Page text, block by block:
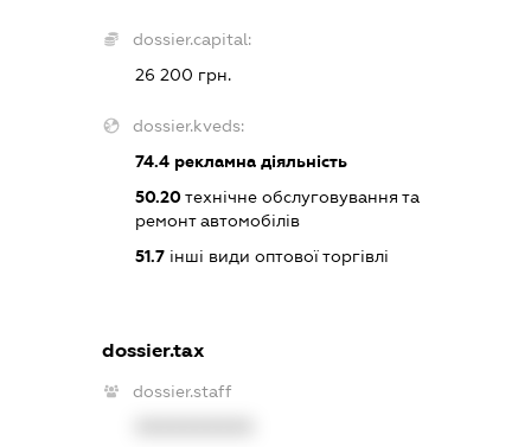
dossier.capital:
26 200 грн.
dossier.kveds:
74.4 рекламна діяльність
50.20технічне обслуговування та
ремонт автомобілів
51.7 інші види оптової торгівлі
dossier.tax
dossier.staff